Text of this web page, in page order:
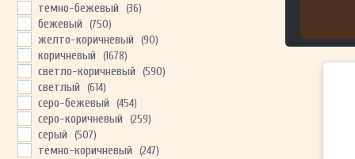
темно-бежевый (36)
бежевый (750)
желто-коричневый (90)
коричневый (1678)
светло-коричневый (590)
светлый (614)
серо-бежевый (454)
серо-коричневый (259)
серый (507)
темно-коричневый (247)